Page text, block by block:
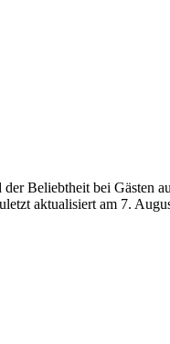
Beliebtheit bei
aktualisiert am 7.